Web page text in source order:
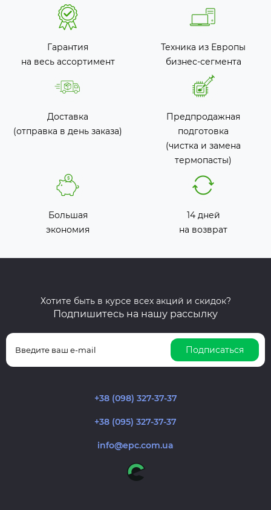
Гарантия
на весь ассортимент
Техника из Европы
бизнес-сегмента
Доставка
(отправка в день заказа)
Предпродажная
подготовка
(чистка и замена
термопасты)
Большая
экономия
14 дней
на возврат
Хотите быть в курсе всех акций и скидок?
Подпишитесь на нашу рассылку
Подписаться
+38 (098) 327-37-37
+38 (095) 327-37-37
info@epc.com.ua